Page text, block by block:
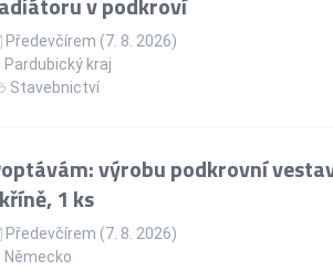
Předevčírem (7. 8. 2026)
Pardubický kraj
Stavebnictví
výrobu podkrovní
1 ks
Předevčírem (7. 8. 2026)
Německo